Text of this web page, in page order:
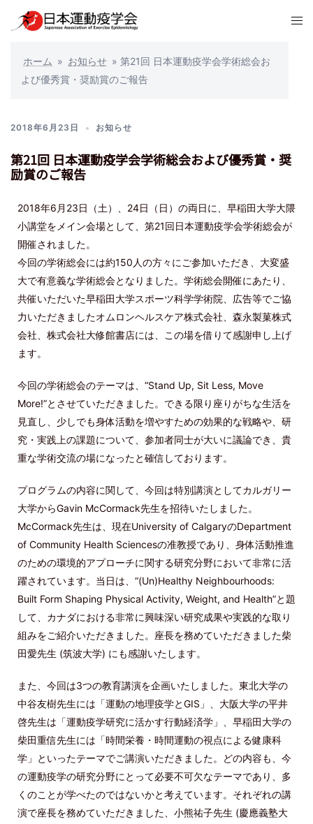
ホーム » お知らせ » 第21回 日本運動疫学会学術総会お
よび優秀賞・奨励賞のご報告
2018年6月23日 お知らせ
第21回 日本運動疫学会学術総会および優秀賞・奨
励賞のご報告
2018年6月23日（土）、24日（日）の両日に、早稲田大学大隈
小講堂をメイン会場として、第21回日本運動疫学会学術総会が
開催されました。
今回の学術総会には約150人の方々にご参加いただき、大変盛
大で有意義な学術総会となりました。学術総会開催にあたり、
共催いただいた早稲田大学スポーツ科学学術院、広告等でご協
力いただきましたオムロンヘルスケア株式会社、森永製菓株式
会社、株式会社大修館書店には、この場を借りて感謝申し上げ
ます。
今回の学術総会のテーマは、“Stand Up, Sit Less, Move
More!”とさせていただきました。できる限り座りがちな生活を
見直し、少しでも身体活動を増やすための効果的な戦略や、研
究・実践上の課題について、参加者同士が大いに議論でき、貴
重な学術交流の場になったと確信しております。
プログラムの内容に関して、今回は特別講演としてカルガリー
大学からGavin McCormack先生を招待いたしました。
McCormack先生は、現在University of CalgaryのDepartment
of Community Health Sciencesの准教授であり、身体活動推進
のための環境的アプローチに関する研究分野において非常に活
躍されています。当日は、“(Un)Healthy Neighbourhoods:
Built Form Shaping Physical Activity, Weight, and Health”と題
して、カナダにおける非常に興味深い研究成果や実践的な取り
組みをご紹介いただきました。座長を務めていただきました柴
田愛先生 (筑波大学) にも感謝いたします。
また、今回は3つの教育講演を企画いたしました。東北大学の
中谷友樹先生には「運動の地理疫学とGIS」、大阪大学の平井
啓先生は「運動疫学研究に活かす行動経済学」、早稲田大学の
柴田重信先生には「時間栄養・時間運動の視点による健康科
学」といったテーマでご講演いただきました。どの内容も、今
の運動疫学の研究分野にとって必要不可欠なテーマであり、多
くのことが学べたのではないかと考えています。それぞれの講
演で座長を務めていただきました、小熊祐子先生 (慶應義塾大